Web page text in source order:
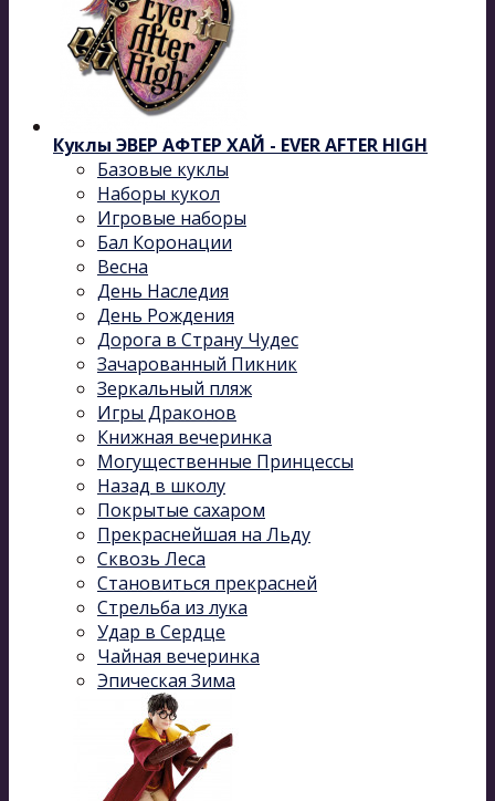
Куклы ЭВЕР АФТЕР ХАЙ - EVER AFTER HIGH
Базовые куклы
Наборы кукол
Игровые наборы
Бал Коронации
Весна
День Наследия
День Рождения
Дорога в Страну Чудес
Зачарованный Пикник
Зеркальный пляж
Игры Драконов
Книжная вечеринка
Могущественные Принцессы
Назад в школу
Покрытые сахаром
Прекраснейшая на Льду
Сквозь Леса
Становиться прекрасней
Стрельба из лука
Удар в Сердце
Чайная вечеринка
Эпическая Зима